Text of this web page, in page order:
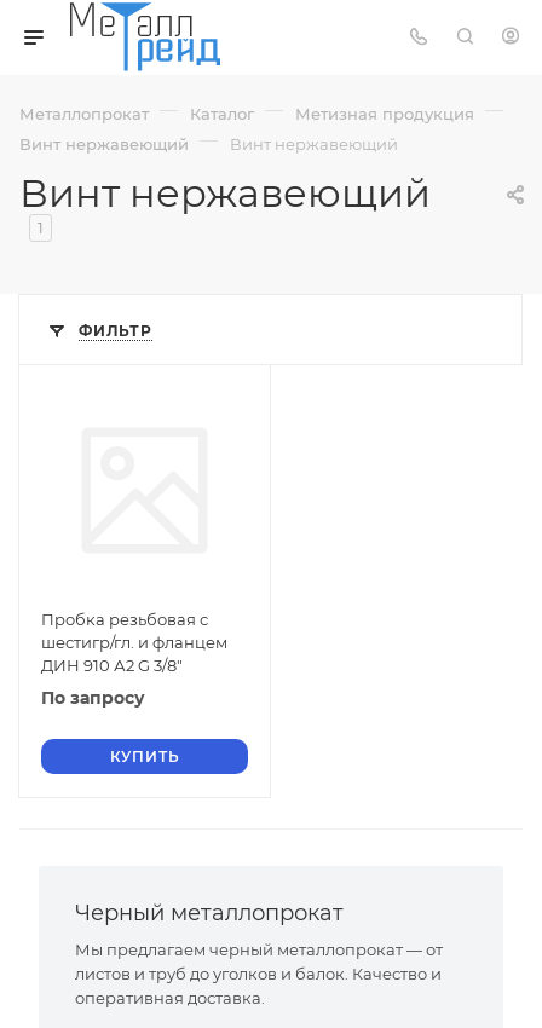
Металлопрокат — Каталог — Метизная продукция —
Винт нержавеющий — Винт нержавеющий
Винт нержавеющий
1
ФИЛЬТР
Пробка резьбовая с
шестигр/гл. и фланцем
ДИН 910 А2 G 3/8"
По запросу
КУПИТЬ
Черный металлопрокат
Мы предлагаем черный металлопрокат — от
листов и труб до уголков и балок. Качество и
оперативная доставка.